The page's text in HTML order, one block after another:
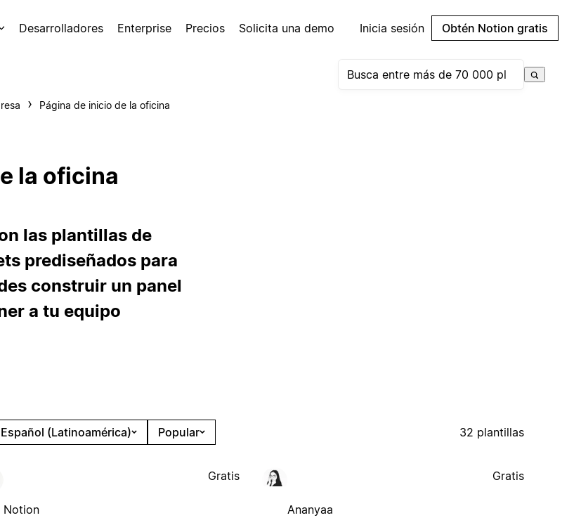
Desarrolladores Enterprise Precios Solicita una demo Inicia sesión Obtén Notion gratis
Página de inicio de la oficina
la oficina
las plantillas de
prediseñados para
construir un panel
a tu equipo
(Latinoamérica) Popular 32 plantillas
Notion
Gratis
Ananyaa
Gratis